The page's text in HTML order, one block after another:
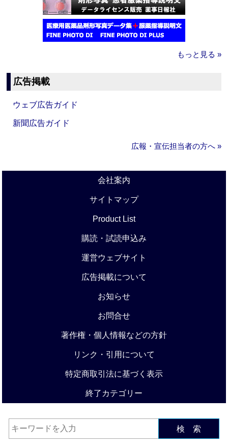
もっと見る »
広告掲載
ウェブ広告ガイド
新聞広告ガイド
広報・宣伝担当者の方へ »
会社案内
サイトマップ
Product List
購読・試読申込み
運営ウェブサイト
広告掲載について
お知らせ
お問合せ
著作権・個人情報などの方針
リンク・引用について
特定商取引法に基づく表示
終了カテゴリー
検 索